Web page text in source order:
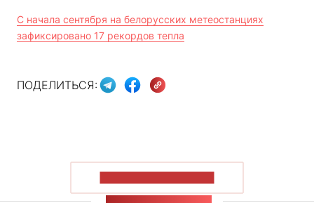
С начала сентября на белорусских метеостанциях
зафиксировано 17 рекордов тепла
ПОДЕЛИТЬСЯ: